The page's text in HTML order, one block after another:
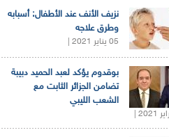
نزيف الأنف عند الأطفال: أسبابه
وطرق علاجه
05 يناير 2021 |
بوقدوم يؤكد لعبد الحميد دبيبة
تضامن الجزائر الثابت مع
الشعب الليبي